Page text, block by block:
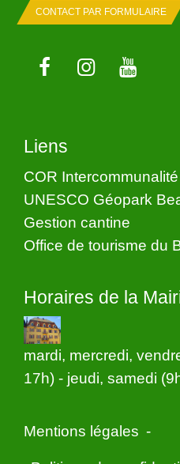
CONTACT PAR FORMULAIRE
Liens
COR Intercommunalité
UNESCO Géopark
Gestion cantine
Office de tourisme du
Horaires de la
mardi, mercredi,
17h) - jeudi, samedi
Mentions légales -